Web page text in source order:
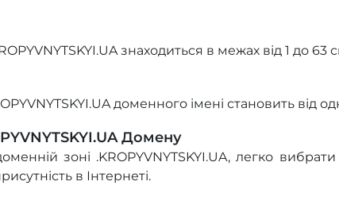
знаходиться в межах від 1 до 63
доменного імені становить від
Домену
зоні .KROPYVNYTSKYI.UA, легко вибрати
в Інтернеті.